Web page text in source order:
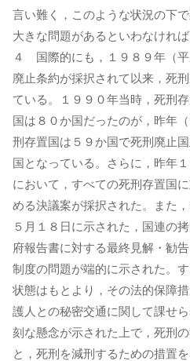
言い難く，このような状況の下
大きな問題があるといわなければ
４ 国際的にも，１９８９年（
廃止条約が採択されて以来，死
ている。１９９０年当時，死刑
国は８０か国だったのが，昨年
刑存置国は５９か国で死刑廃止
国となっている。さらに，昨年
において，すべての死刑存置国
める決議案が採択された。また
５月１８日に示された，国連の
府報告書に対する最終見解・勧
制度の問題が端的に示された。
状態はもとより，その法的保障
護人との秘密交通に関して課せ
刻な懸念が示された上で，死刑
と，死刑を減刑するための措置